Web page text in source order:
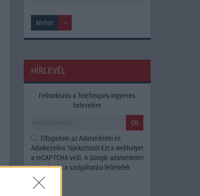
HÍRLEVÉL
Feliratkozás a Telefonguru ingyenes
hírlevelére
OK
Elfogadom az Adatvédelmi és
Adatkezelési TájékoztatótEzt a webhelyet
a reCAPTCHA védi. A Google adatvédelmi
irányelveés a szolgáltatási feltételek
érvényesek.